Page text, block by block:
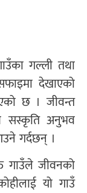
गल्ली तथा
देखाएको
छ । जीवन्त
सस्कृति अनुभव
गर्दछन् ।
गाउँले जीवनको
यो गाउँ